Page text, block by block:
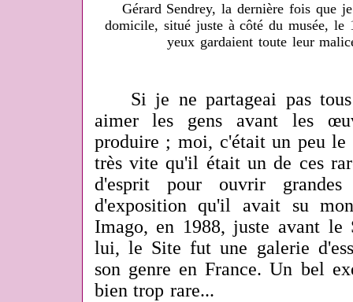
Gérard Sendrey, la dernière fois que
domicile, situé juste à côté du musée,
yeux gardaient toute leur
Si je ne partageai pas tous
aimer les gens avant les
produire ; moi, c'était un peu le
très vite qu'il était un de ces
d'esprit pour ouvrir
d'exposition qu'il avait su
Imago, en 1988, juste avant
lui, le Site fut une galerie
son genre en France. Un bel
bien trop rare...